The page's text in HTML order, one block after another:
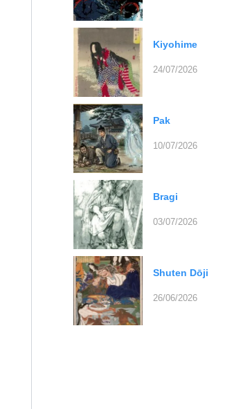
Kiyohime
24/07/2026
Pak
10/07/2026
Bragi
03/07/2026
Shuten Dōji
26/06/2026